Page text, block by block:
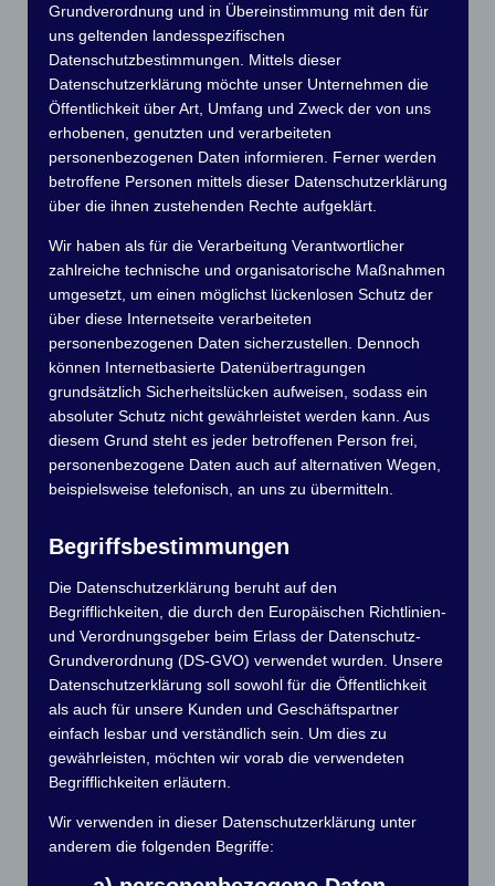
2.Anmeldungzur Fahrt
3.Startzeitenliste
4.Wo sind die Startstege
5.Lösungen
6.Ergebnisliste und Platzierungen
Wichtige Informationen während
der Veranstaltung
neue Informationen: –
Wir rechnen auch dieses Jahr wieder mit einer
hohen Anzahl an teilnehmenden Booten und
Yachten.
Daher gilt: Eine rechtzeitige Anmeldung über
diese Seite sichert Euch einen Startplatz.
Grundverordnung und in Übereinstimmung mit den für
uns geltenden landesspezifischen
Datenschutzbestimmungen. Mittels dieser
Datenschutzerklärung möchte unser Unternehmen die
Öffentlichkeit über Art, Umfang und Zweck der von uns
erhobenen, genutzten und verarbeiteten
personenbezogenen Daten informieren. Ferner werden
betroffene Personen mittels dieser Datenschutzerklärung
über die ihnen zustehenden Rechte aufgeklärt.
Wir haben als für die Verarbeitung Verantwortlicher
zahlreiche technische und organisatorische Maßnahmen
umgesetzt, um einen möglichst lückenlosen Schutz der
über diese Internetseite verarbeiteten
personenbezogenen Daten sicherzustellen. Dennoch
können Internetbasierte Datenübertragungen
grundsätzlich Sicherheitslücken aufweisen, sodass ein
absoluter Schutz nicht gewährleistet werden kann. Aus
diesem Grund steht es jeder betroffenen Person frei,
personenbezogene Daten auch auf alternativen Wegen,
beispielsweise telefonisch, an uns zu übermitteln.
Begriffsbestimmungen
Die Datenschutzerklärung beruht auf den
Begrifflichkeiten, die durch den Europäischen Richtlinien-
und Verordnungsgeber beim Erlass der Datenschutz-
Grundverordnung (DS-GVO) verwendet wurden. Unsere
Datenschutzerklärung soll sowohl für die Öffentlichkeit
als auch für unsere Kunden und Geschäftspartner
einfach lesbar und verständlich sein. Um dies zu
gewährleisten, möchten wir vorab die verwendeten
Begrifflichkeiten erläutern.
Wir verwenden in dieser Datenschutzerklärung unter
anderem die folgenden Begriffe: